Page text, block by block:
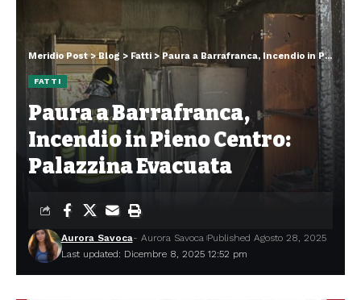
Meridio Post>Blog > Fatti > Paura a Barrafranca, Incendio in Pieno Centro: Palazzina Evacuata
FATTI
Paura a Barrafranca,
Incendio in Pieno Centro:
Palazzina Evacuata
Last updated: Dicembre 8, 2025 12:52 pm
Aurora Savoca- Aurora Savoca Published Agosto 28, 2025